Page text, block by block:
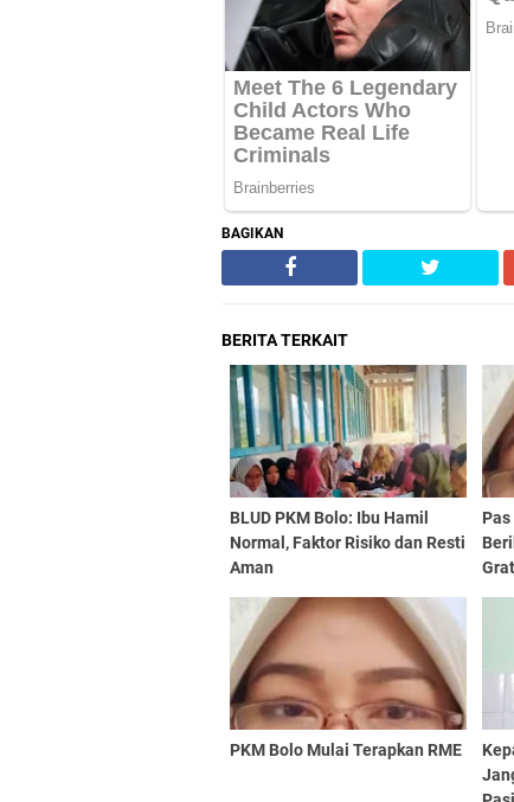
BAGIKAN
BERITA TERKAIT
BLUD PKM Bolo: Ibu Hamil
Normal, Faktor Risiko dan Resti
Aman
PKM Bolo Mulai Terapkan RME